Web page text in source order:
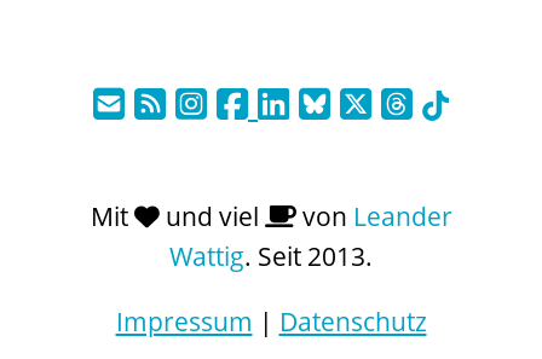
Mit und viel von Leander
Wattig. Seit 2013.
Impressum | Datenschutz